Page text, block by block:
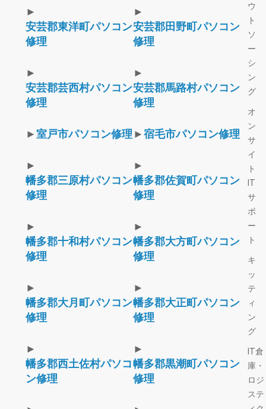
►
安芸郡東洋町パソコン
修理
►
安芸郡田野町パソコン
修理
►
安芸郡芸西村パソコン
修理
►
安芸郡馬路村パソコン
修理
►室戸市パソコン修理 ►宿毛市パソコン修理
►
幡多郡三原村パソコン
修理
►
幡多郡佐賀町パソコン
修理
►
幡多郡十和村パソコン
修理
►
幡多郡大方町パソコン
修理
►
幡多郡大月町パソコン
修理
►
幡多郡大正町パソコン
修理
►
幡多郡西土佐村パソコ
ン修理
►
幡多郡黒潮町パソコン
修理
ウ
ト
ソ
ー
シ
ン
グ
オ
ン
サ
イ
ト
IT
サ
ポ
ー
ト
キ
ッ
テ
ィ
ン
グ
IT倉
庫・
ロジ
ステ